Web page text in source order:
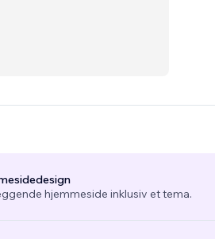
hjemmeside inklusiv et tema.